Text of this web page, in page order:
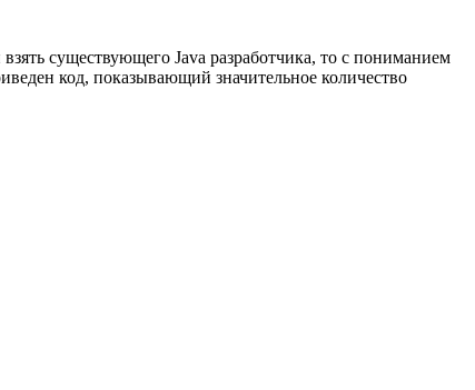
существующего Java разработчика, то с пониманием
код, показывающий значительное количество